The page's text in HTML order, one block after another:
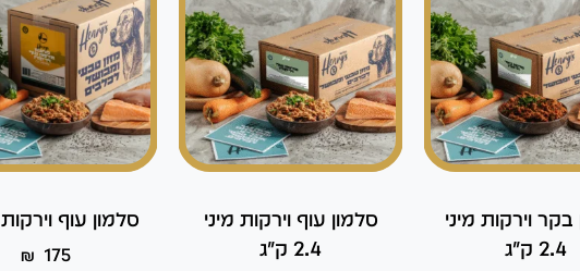
בקר וירקות מיני
2.4 ק"ג
סלמון עוף וירקות מיני
2.4 ק"ג
סלמון עוף וירקות 6 ק"ג
₪ 175